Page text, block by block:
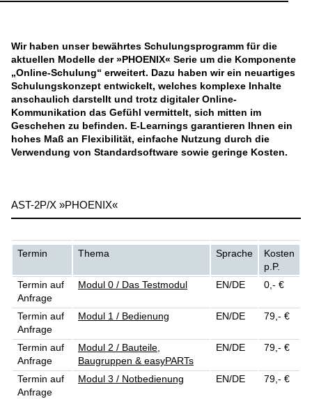
Wir haben unser bewährtes Schulungsprogramm für die
aktuellen Modelle der »PHOENIX« Serie um die Komponente
„Online-Schulung“ erweitert. Dazu haben wir ein neuartiges
Schulungskonzept entwickelt, welches komplexe Inhalte
anschaulich darstellt und trotz digitaler Online-
Kommunikation das Gefühl vermittelt, sich mitten im
Geschehen zu befinden. E-Learnings garantieren Ihnen ein
hohes Maß an Flexibilität, einfache Nutzung durch die
Verwendung von Standardsoftware sowie geringe Kosten.
AST-2P/X »PHOENIX«
Termin Thema Sprache
Kosten
p.P.
Termin auf
Anfrage
Modul 0 / Das Testmodul EN/DE 0,- €
Termin auf
Anfrage
Modul 1 / Bedienung EN/DE 79,- €
Termin auf
Anfrage
Modul 2 / Bauteile,
Baugruppen & easyPARTs
EN/DE 79,- €
Termin auf
Anfrage
Modul 3 / Notbedienung EN/DE 79,- €